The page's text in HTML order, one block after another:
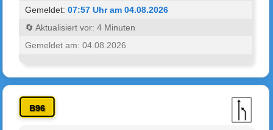
Gemeldet:07:57 Uhr am 04.08.2026
🔄 Aktualisiert vor: 4 Minuten
Gemeldet am: 04.08.2026
B96